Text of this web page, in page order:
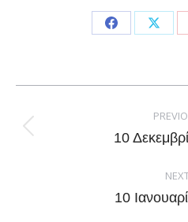
Share
Facebook
Share
X
navigation
10
10